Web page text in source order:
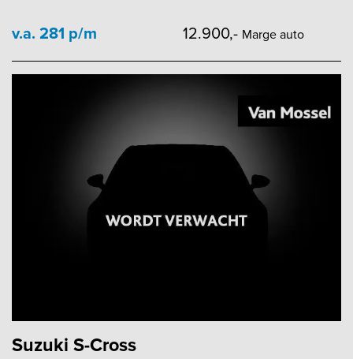
v.a. 281 p/m 12.900,- Marge auto
Suzuki S-Cross